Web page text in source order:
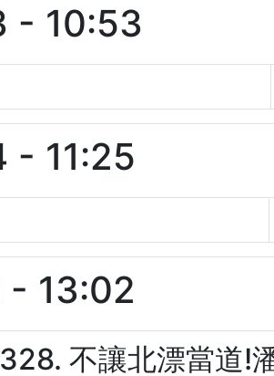
- 10:53
- 11:25
- 13:02
不讓北漂當道!